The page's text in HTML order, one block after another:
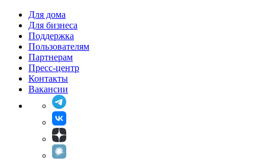
Для дома
Для бизнеса
Поддержка
Пользователям
Партнерам
Пресс-центр
Контакты
Вакансии